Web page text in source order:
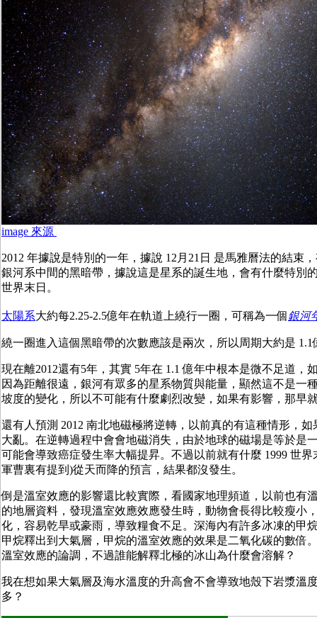
image 來源
2012 年據說是特別的一年，據說 12月21日 是馬雅曆法的結束
銀河系中間的黑暗帶，據說這是星系的誕生地，會有什麼特別
世界末日。
太陽系大約每2.25-2.5億年在軌道上繞行一圈，可稱為一個 銀河
繞一圈進入這個黑暗帶的次數應該是兩次，所以周期大約是 1.1
現在離2012還有5年，其實 5年在 1.1 億年中根本是微不足道，
因為距離很遠，銀河有眾多的星系物質與能量，顯然這不是一
坡度的變化，所以不可能有什麼劇烈改變，如果有影響，那早
還有人預測 2012 南北地磁極將逆轉，以前真的有這種情形，
大亂。在逆轉過程中會會地磁消失，由於地球的磁場是等於是
可能會導致癌症發生率大幅提昇。不過以前就有什麼 1999 世界
軍曹裏有提到)從天而降的預言，結果都沒發生。
倒是溫室效應的影響還比較實際，看國家地理頻道，以前也有
的地層資料，發現溫室效應效應發生時，動物會長得比較瘦小
化，容易乾旱或豪雨，導致糧食不足。深海內有許多冰凍的甲
甲烷釋出到大氣層，甲烷的溫室效應的效果是二氧化碳的數倍
溫室效應的論調，不過誰能解釋北極的冰山為什麼會溶解？
我在想如果大氣層及海水溫度的升高會不會導致地殼下岩漿溫
多？